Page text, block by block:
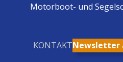
Motorboot- und
KONTAKTNewsletter